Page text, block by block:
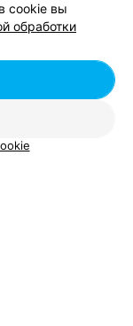
cookie вы
обработки